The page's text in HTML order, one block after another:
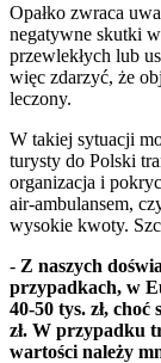
Opałko zwraca
negatywne skutki
przewlekłych lub
więc zdarzyć, że
leczony.
W takiej sytuacji
turysty do Polski
organizacja i
air-ambulansem,
wysokie kwoty.
- Z naszych
przypadkach, w
40-50 tys. zł,
zł. W przypadku
wartości należy